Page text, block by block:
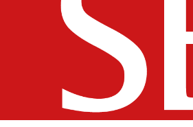
Portada
¿Qué está pasando?
Sectores y Empresas
Management